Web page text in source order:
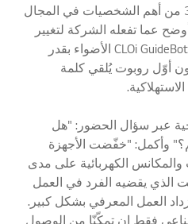
لتمنح الجمهور الذي ضم 3000 من أهم الشخصيات في المجال
عما تفعله الشركة لتغيير
المستقبل. واستقطب روبوت CLOi GuideBot الأضواء بقدر
أوّل روبوت يُلقي كلمة
الاستهلاكية.
عبر سؤال الحضور: "هل
وأكمل: "خفّضت الأجهزة
والمكانس الكهربائية على مدى
الذي يقضيه الفرد في العمل
في حين ازداد العمل المعرفي بشكل كبير.
فقط إن تمكّنّا من الوصول